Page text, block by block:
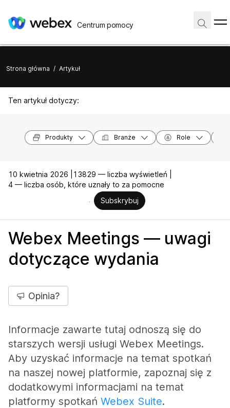
Centrum pomocy
Strona główna / Artykuł
Ten artykuł dotyczy:
Produkty Branże Role
10 kwietnia 2026 |
13829 — liczba wyświetleń |
4 — liczba osób, które uznały to za pomocne
Subskrybuj
Webex Meetings — uwagi
dotyczące wydania
Opinia?
Informacje zawarte tutaj odnoszą się do
starszych wersji usługi Webex Meetings.
Aby uzyskać informacje na temat spotkań
na naszej nowej platformie, zapoznaj się z
dodatkowymi informacjami na temat
platformy spotkań Webex Suite.